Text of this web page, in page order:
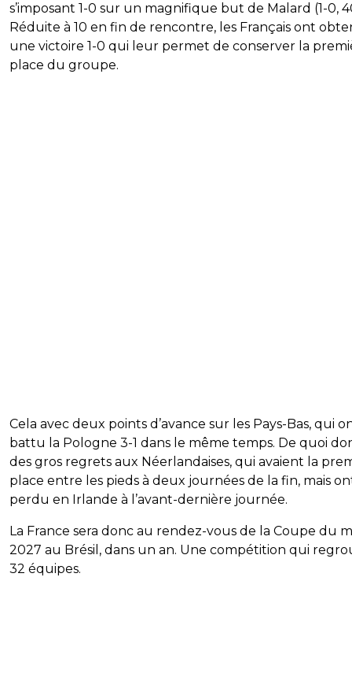
s’imposant 1-0 sur un magnifique but de Malard (1-0,
Réduite à 10 en fin de rencontre, les Français ont
une victoire 1-0 qui leur permet de conserver la
place du groupe.
Cela avec deux points d’avance sur les Pays-Bas, qui
battu la Pologne 3-1 dans le même temps. De quoi
des gros regrets aux Néerlandaises, qui avaient la
place entre les pieds à deux journées de la fin, mais
perdu en Irlande à l’avant-dernière journée.
La France sera donc au rendez-vous de la Coupe du
2027 au Brésil, dans un an. Une compétition qui
32 équipes.